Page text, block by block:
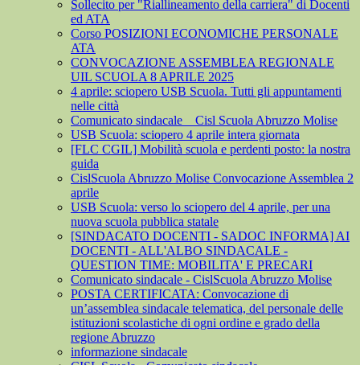
Sollecito per "Riallineamento della carriera" di Docenti
ed ATA
Corso POSIZIONI ECONOMICHE PERSONALE
ATA
CONVOCAZIONE ASSEMBLEA REGIONALE
UIL SCUOLA 8 APRILE 2025
4 aprile: sciopero USB Scuola. Tutti gli appuntamenti
nelle città
Comunicato sindacale _ Cisl Scuola Abruzzo Molise
USB Scuola: sciopero 4 aprile intera giornata
[FLC CGIL] Mobilità scuola e perdenti posto: la nostra
guida
CislScuola Abruzzo Molise Convocazione Assemblea 2
aprile
USB Scuola: verso lo sciopero del 4 aprile, per una
nuova scuola pubblica statale
[SINDACATO DOCENTI - SADOC INFORMA] AI
DOCENTI - ALL'ALBO SINDACALE -
QUESTION TIME: MOBILITA' E PRECARI
Comunicato sindacale - CislScuola Abruzzo Molise
POSTA CERTIFICATA: Convocazione di
un’assemblea sindacale telematica, del personale delle
istituzioni scolastiche di ogni ordine e grado della
regione Abruzzo
informazione sindacale